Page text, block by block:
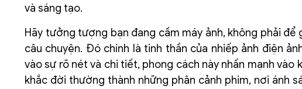
và sáng tạo.
Hãy tưởng tượng bạn đang cầm máy ảnh, không phải
câu chuyện. Đó chính là tinh thần của nhiếp ảnh điện
vào sự rõ nét và chi tiết, phong cách này nhấn mạnh vào
khắc đời thường thành những phân cảnh phim, nơi ánh